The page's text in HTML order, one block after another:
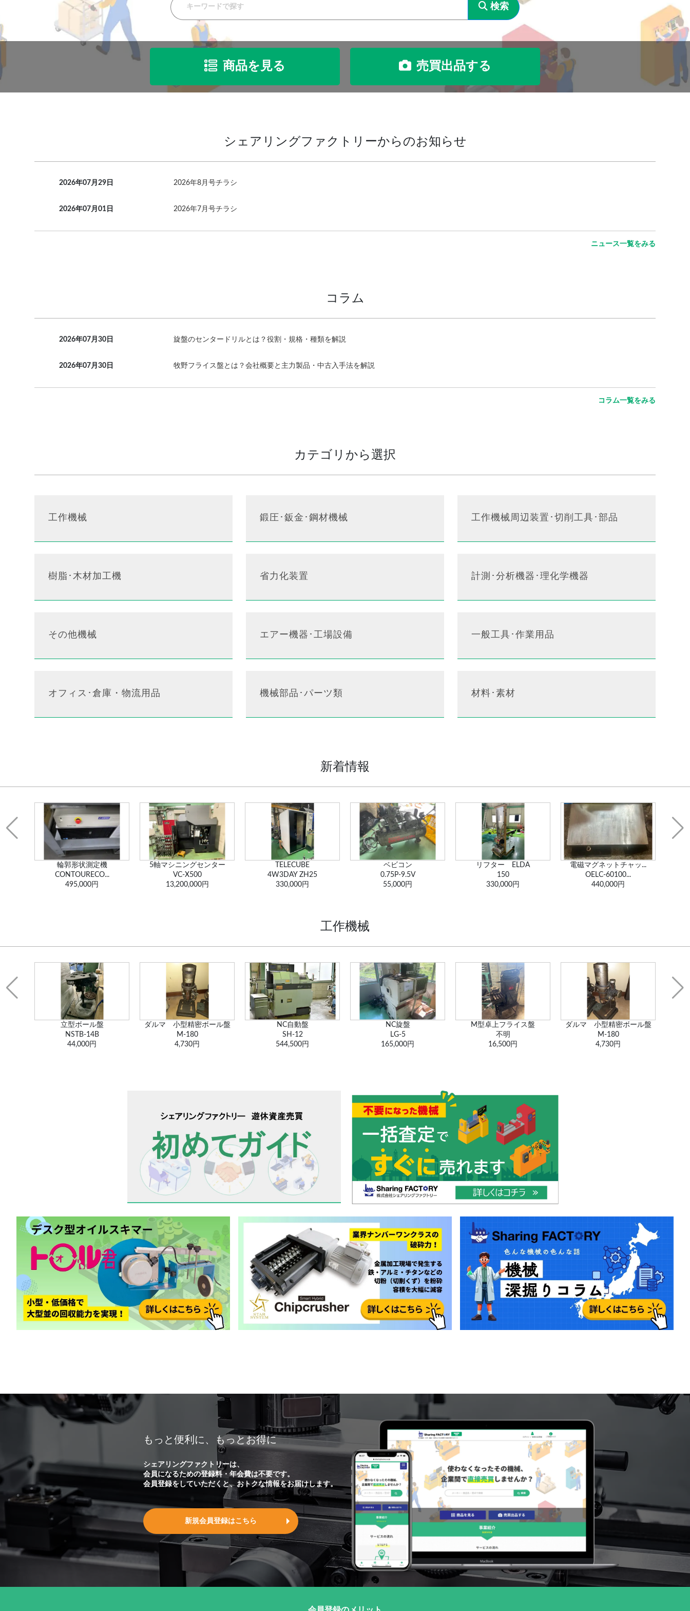
検索
商品を見る 売買出品する
シェアリングファクトリーからのお知らせ
2026年07月29日 2026年8月号チラシ
2026年07月01日 2026年7月号チラシ
ニュース一覧をみる
コラム
2026年07月30日 旋盤のセンタードリルとは？役割・規格・種類を解説
2026年07月30日 牧野フライス盤とは？会社概要と主力製品・中古入手法を解説
コラム一覧をみる
カテゴリから選択
工作機械 鍛圧･鈑金･鋼材機械 工作機械周辺装置･切削工具･部品
樹脂･木材加工機 省力化装置 計測･分析機器･理化学機器
その他機械 エアー機器･工場設備 一般工具･作業用品
オフィス･倉庫・物流用品 機械部品･パーツ類 材料･素材
新着情報
輪郭形状測定機
CONTOURECO...
495,000円
5軸マシニングセンター
VC-X500
13,200,000円
TELECUBE
4W3DAY ZH25
330,000円
ベビコン
0.75P-9.5V
55,000円
リフター ELDA
150
330,000円
電磁マグネットチャッ...
OELC-60100...
440,000円
工作機械
立型ボール盤
NSTB-14B
44,000円
ダルマ 小型精密ボール盤
M-180
4,730円
NC自動盤
SH-12
544,500円
NC旋盤
LG-5
165,000円
M型卓上フライス盤
不明
16,500円
ダルマ 小型精密ボール盤
M-180
4,730円
もっと便利に、もっとお得に
シェアリングファクトリーは、
会員になるための登録料・年会費は不要です。
会員登録をしていただくと、おトクな情報をお届けします。
新規会員登録はこちら